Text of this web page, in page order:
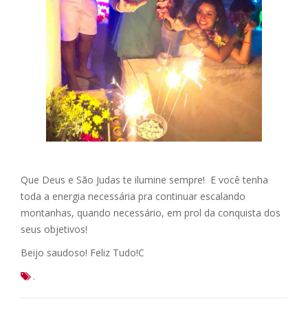
Que Deus e São Judas te ilumine sempre! E você tenha
toda a energia necessária pra continuar escalando
montanhas, quando necessário, em prol da conquista dos
seus objetivos!
Beijo saudoso! Feliz Tudo!C
.